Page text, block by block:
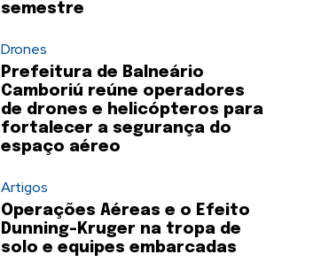
semestre
Drones
Prefeitura de Balneário
Camboriú reúne operadores
de drones e helicópteros para
fortalecer a segurança do
espaço aéreo
Artigos
Operações Aéreas e o Efeito
Dunning-Kruger na tropa de
solo e equipes embarcadas